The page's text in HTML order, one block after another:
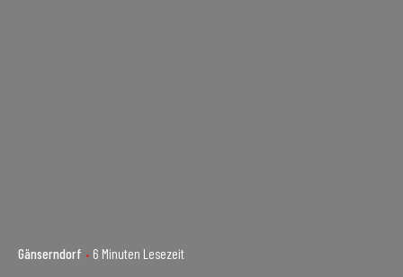
Gänserndorf 6 Minuten Lesezeit